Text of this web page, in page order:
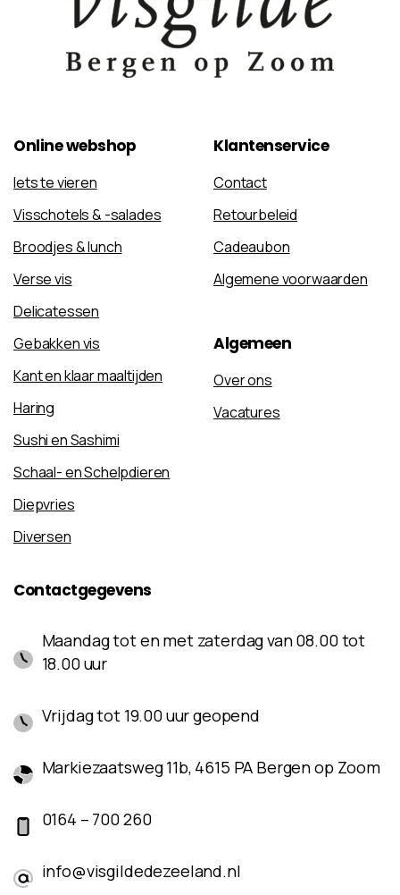
Onlinewebshop
Iets te vieren
Visschotels & -salades
Broodjes & lunch
Verse vis
Delicatessen
Gebakken vis
Kant en klaar maaltijden
Haring
Sushi en Sashimi
Schaal- en Schelpdieren
Diepvries
Diversen
Klantenservice
Contact
Retourbeleid
Cadeaubon
Algemene voorwaarden
Algemeen
Over ons
Vacatures
Contactgegevens
Maandag tot en met zaterdag van 08.00 tot
18.00 uur
Vrijdag tot 19.00 uur geopend
Markiezaatsweg 11b, 4615 PA Bergen op Zoom
0164 – 700 260
info@visgildedezeeland.nl